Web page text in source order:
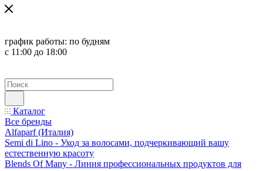
график работы: по будням
с 11:00 до 18:00
Каталог
Все бренды
Alfaparf (Италия)
Semi di Lino - Уход за волосами, подчеркивающий вашу
естественную красоту
Blends Of Many - Линия профессиональных продуктов для